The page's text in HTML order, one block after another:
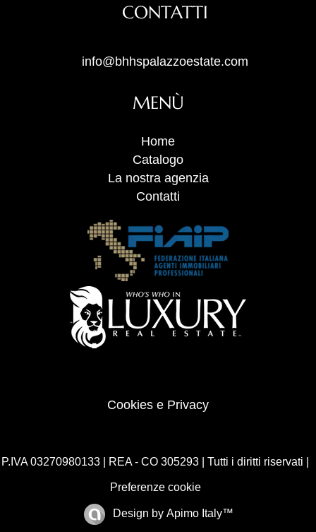
CONTATTI
info@bhhspalazzoestate.com
MENÙ
Home
Catalogo
La nostra agenzia
Contatti
Cookies e Privacy
P.IVA 03270980133 | REA - CO 305293 | Tutti i diritti riservati |
Preferenze cookie
Design by Apimo Italy™